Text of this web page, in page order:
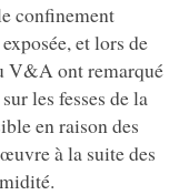
confinement
et lors de
V&A ont remarqué
les fesses de la
en raison des
à la suite des